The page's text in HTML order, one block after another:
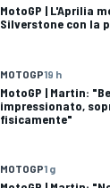
MotoGP | L'Aprilia
Silverstone con la
MOTOGP19 h
MotoGP | Martin:
impressionato,
fisicamente"
MOTOGP1 g